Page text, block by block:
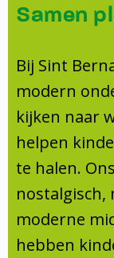
Onderwijs
Centrum
Schooltijden
Absentie
Vakanties
Het Team
Ouders
Ouderraad
Formulieren
Contact
Samen
Bij Sint
modern
kijken naar
helpen
te halen.
nostalgisch,
moderne
hebben